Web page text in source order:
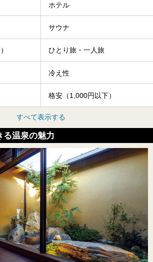
ホテル
サウナ
ひとり旅・一人旅
冷え性
格安（1,000円以下）
すべて表示する
る温泉の魅力